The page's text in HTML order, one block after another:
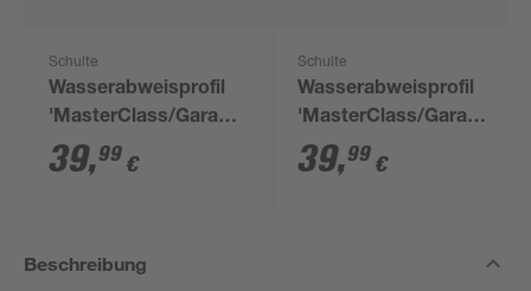
Schulte
Wasserabweisprofil
'MasterClass/Garant'
gerade transparent
100 cm
39,99 €
Schulte
Wasserabweisprofil
'MasterClass/Garant'
gebogen transparent
60 cm 2 Stück
39,99 €
Beschreibung